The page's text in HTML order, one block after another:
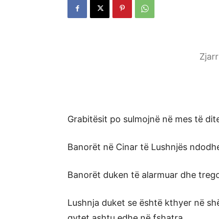
Grabitësit po sulmojnë në mes të
Banorët në Cinar të Lushnjës
Banorët duken të alarmuar dhe
Lushnja duket se është kthyer në